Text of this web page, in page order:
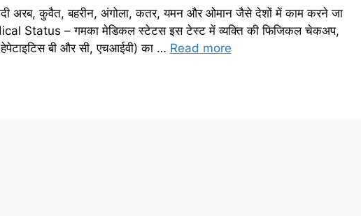
अरब, कुवैत, बहरीन, अंगोला, कतर, यमन और ओमान जैसे देशों में काम करने जा
Status – गमका मेडिकल स्टेटस इस टेस्ट में व्यक्ति की फिजिकल चेकअप,
बी और सी, एचआईवी) का … Read more